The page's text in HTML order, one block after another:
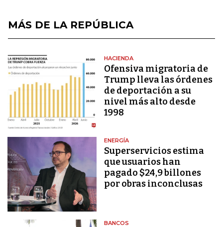
MÁS DE LA REPÚBLICA
HACIENDA
Ofensiva migratoria de
Trump lleva las órdenes
de deportación a su
nivel más alto desde
1998
ENERGÍA
Superservicios estima
que usuarios han
pagado $24,9 billones
por obras inconclusas
BANCOS